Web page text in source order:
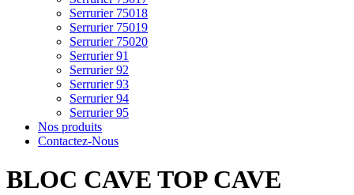
Serrurier 75018
Serrurier 75019
Serrurier 75020
Serrurier 91
Serrurier 92
Serrurier 93
Serrurier 94
Serrurier 95
Nos produits
Contactez-Nous
BLOC CAVE TOP CAVE